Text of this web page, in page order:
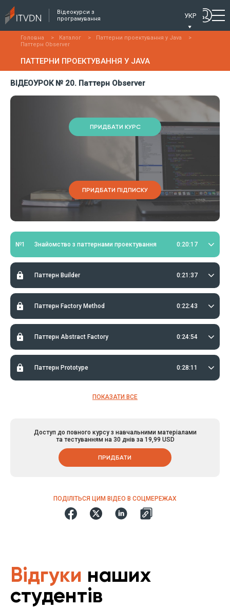
Відеокурси з
програмування
УКР
Головна > Каталог > Паттерни проектування у Java
>
Паттерн Observer
ПАТТЕРНИ ПРОЕКТУВАННЯ У JAVA
ВІДЕОУРОК № 20. Паттерн Observer
ПРИДБАТИ КУРС
ПРИДБАТИ ПІДПИСКУ
№1 Знайомство з паттернами проектування 0:20:17
Паттерн Builder 0:21:37
Паттерн Factory Method 0:22:43
Паттерн Abstract Factory 0:24:54
Паттерн Prototype 0:28:11
ПОКАЗАТИ ВСЕ
ПОДІЛІТЬСЯ ЦИМ ВІДЕО В СОЦМЕРЕЖАХ
Доступ до повного курсу з навчальними матеріалами
та тестуванням на 30 днів за 19,99 USD
ПРИДБАТИ
Відгуки наших
студентів